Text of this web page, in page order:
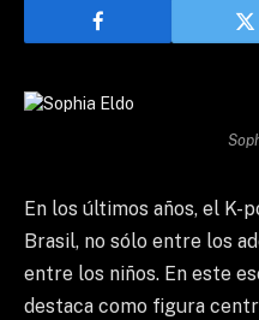
En los últimos años, el K-
Brasil, no sólo entre los
entre los niños. En este
destaca como figura